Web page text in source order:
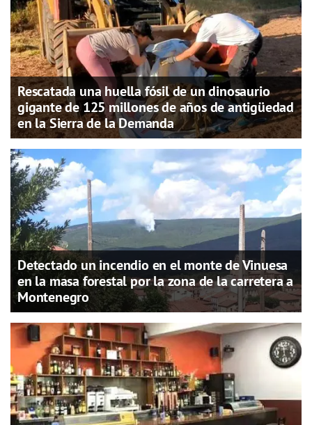
Rescatada una huella fósil de un dinosaurio
gigante de 125 millones de años de antigüedad
en la Sierra de la Demanda
Detectado un incendio en el monte de Vinuesa
en la masa forestal por la zona de la carretera a
Montenegro